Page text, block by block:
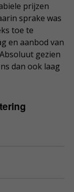
prijzen
sprake was
toe te
en aanbod van
gezien
dan ook laag